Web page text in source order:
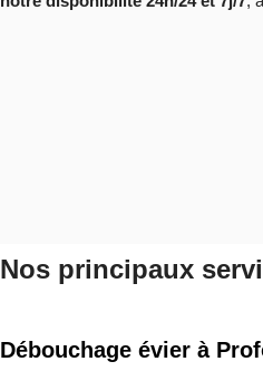
Nos principaux
Débouchage évier à